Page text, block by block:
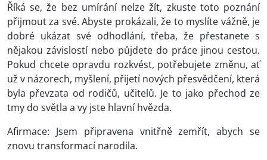
Říká se, že bez umírání nelze žít, zkuste toto poznání
přijmout za své. Abyste prokázali, že to myslíte vážně, je
dobré ukázat své odhodlání, třeba, že přestanete s
nějakou závislostí nebo půjdete do práce jinou cestou.
Pokud chcete opravdu rozkvést, potřebujete změnu, ať
už v názorech, myšlení, přijetí nových přesvědčení, která
byla převzata od rodičů, učitelů. Je to jako přechod ze
tmy do světla a vy jste hlavní hvězda.
Afirmace: Jsem připravena vnitřně zemřít, abych se
znovu transformací narodila.